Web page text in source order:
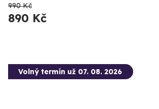
990 Kč
890 Kč
Volný termín už 07. 08. 2026